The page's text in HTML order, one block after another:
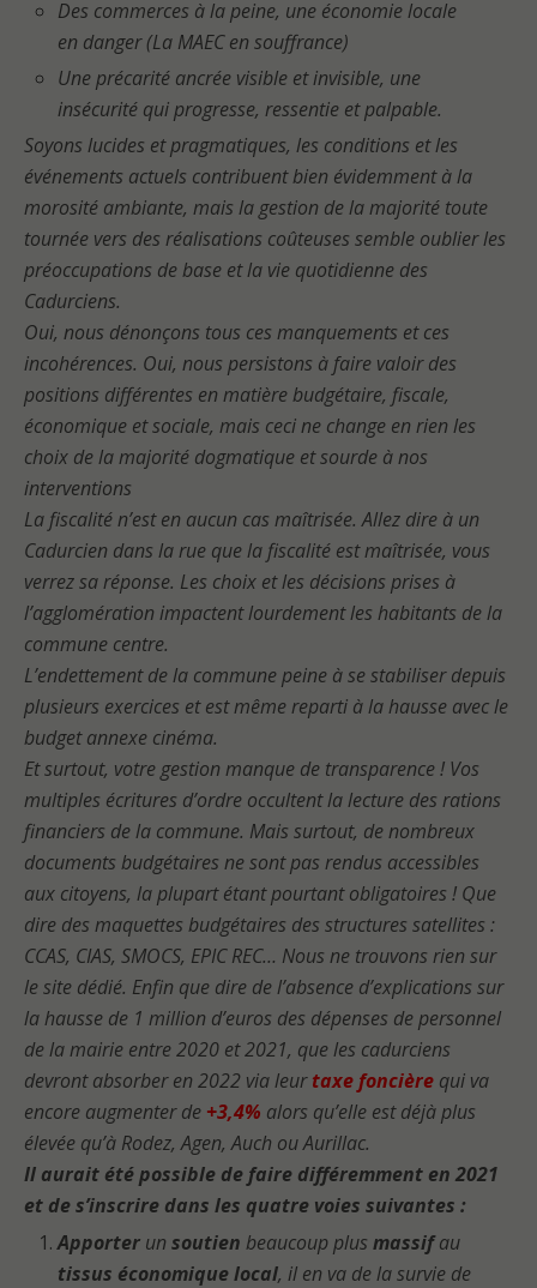
Des commerces à la peine, une économie locale
en danger (La MAEC en souffrance)
Une précarité ancrée visible et invisible, une
insécurité qui progresse, ressentie et palpable.
Soyons lucides et pragmatiques, les conditions et les
événements actuels contribuent bien évidemment à la
morosité ambiante, mais la gestion de la majorité toute
tournée vers des réalisations coûteuses semble oublier les
préoccupations de base et la vie quotidienne des
Cadurciens.
Oui, nous dénonçons tous ces manquements et ces
incohérences. Oui, nous persistons à faire valoir des
positions différentes en matière budgétaire, fiscale,
économique et sociale, mais ceci ne change en rien les
choix de la majorité dogmatique et sourde à nos
interventions
La fiscalité n’est en aucun cas maîtrisée. Allez dire à un
Cadurcien dans la rue que la fiscalité est maîtrisée, vous
verrez sa réponse. Les choix et les décisions prises à
l’agglomération impactent lourdement les habitants de la
commune centre.
L’endettement de la commune peine à se stabiliser depuis
plusieurs exercices et est même reparti à la hausse avec le
budget annexe cinéma.
Et surtout, votre gestion manque de transparence ! Vos
multiples écritures d’ordre occultent la lecture des rations
financiers de la commune. Mais surtout, de nombreux
documents budgétaires ne sont pas rendus accessibles
aux citoyens, la plupart étant pourtant obligatoires ! Que
dire des maquettes budgétaires des structures satellites :
CCAS, CIAS, SMOCS, EPIC REC… Nous ne trouvons rien sur
le site dédié. Enfin que dire de l’absence d’explications sur
la hausse de 1 million d’euros des dépenses de personnel
de la mairie entre 2020 et 2021, que les cadurciens
devront absorber en 2022 via leurtaxe foncière qui va
encore augmenter de +3,4% alors qu’elle est déjà plus
élevée qu’à Rodez, Agen, Auch ou Aurillac.
Il aurait été possible de faire différemment en 2021
et de s’inscrire dans les quatre voies suivantes :
Apporter unsoutien beaucoup plusmassifau
tissus économique local, il en va de la survie de